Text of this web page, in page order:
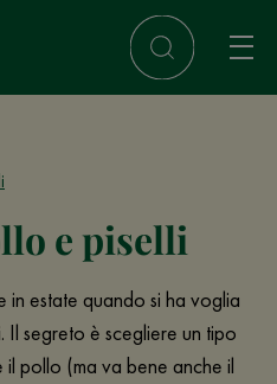
e piselli
estate quando si ha voglia
Il segreto è scegliere un tipo
pollo (ma va bene anche il